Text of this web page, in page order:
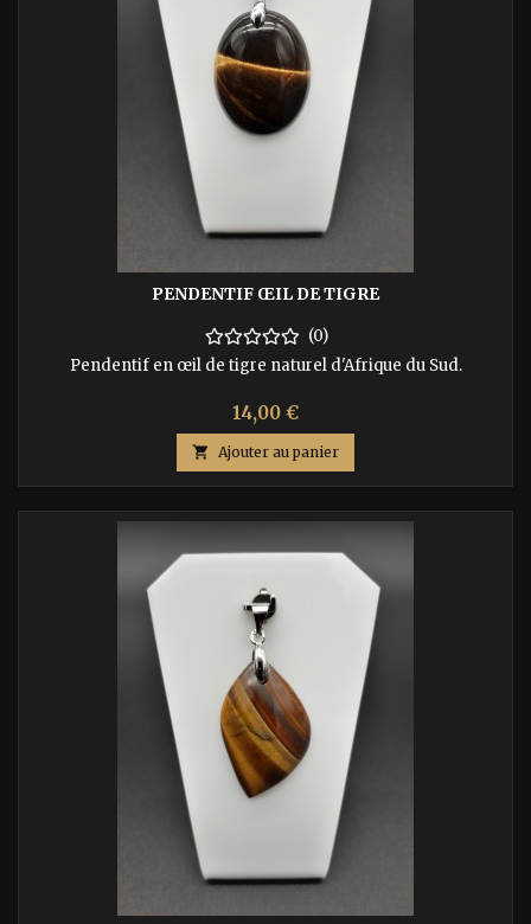
PENDENTIF ŒIL DE TIGRE
(0)
Pendentif en œil de tigre naturel d'Afrique du Sud.
Prix
14,00 €
 Ajouter au panier